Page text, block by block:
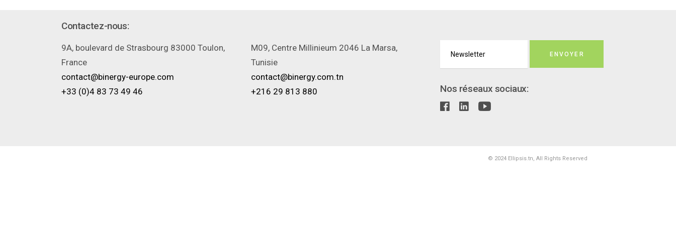
Contactez-nous:
9A, boulevard de Strasbourg 83000 Toulon,
France
contact@binergy-europe.com
+33 (0)4 83 73 49 46
M09, Centre Millinieum 2046 La Marsa,
Tunisie
contact@binergy.com.tn
+216 29 813 880
ENVOYER
Nos réseaux sociaux:
© 2024 Ellipsis.tn, All Rights Reserved